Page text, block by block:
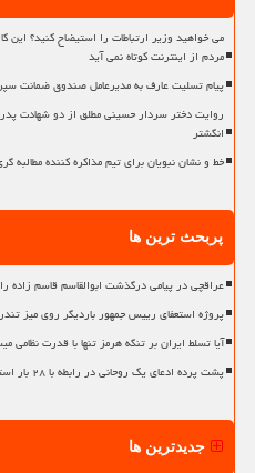
می خواهید وزیر ارتباطات را استیضاح کنید؟ این
مردم از اینترنت کوتاه نمی آید
پیام تسلیت عارف به مدیرعامل صندوق ضمانت
روایت دختر سردار حسینی مطلق از دو شهادت
انگشتر
خط و نشان نبویان برای تیم مذاکره کننده مطالبه
پربحث ترین ها
عراقچی در پیامی درگذشت ابوالقاسم قاسم زاده
پروژه استعفای رییس جمهور باردیگر روی میز
آیا تسلط ایران بر تنگه هرمز تنها با قدرت نظامی
پشت پرده ادعای یک روحانی در رابطه با ۲۸ بار استعفای مسعود پزشکیان
جدیدترین ها